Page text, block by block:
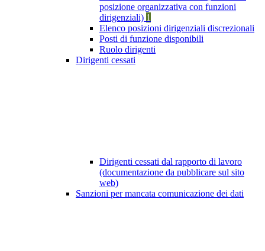
posizione organizzativa con funzioni
dirigenziali) 1
Elenco posizioni dirigenziali discrezionali
Posti di funzione disponibili
Ruolo dirigenti
Dirigenti cessati
Dirigenti cessati dal rapporto di lavoro
(documentazione da pubblicare sul sito
web)
Sanzioni per mancata comunicazione dei dati